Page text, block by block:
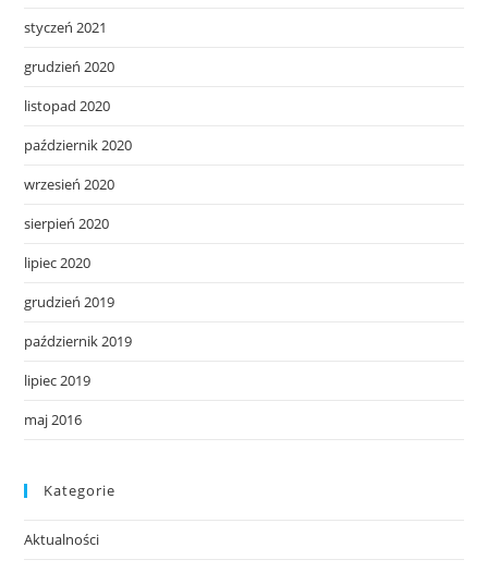
styczeń 2021
grudzień 2020
listopad 2020
październik 2020
wrzesień 2020
sierpień 2020
lipiec 2020
grudzień 2019
październik 2019
lipiec 2019
maj 2016
Kategorie
Aktualności